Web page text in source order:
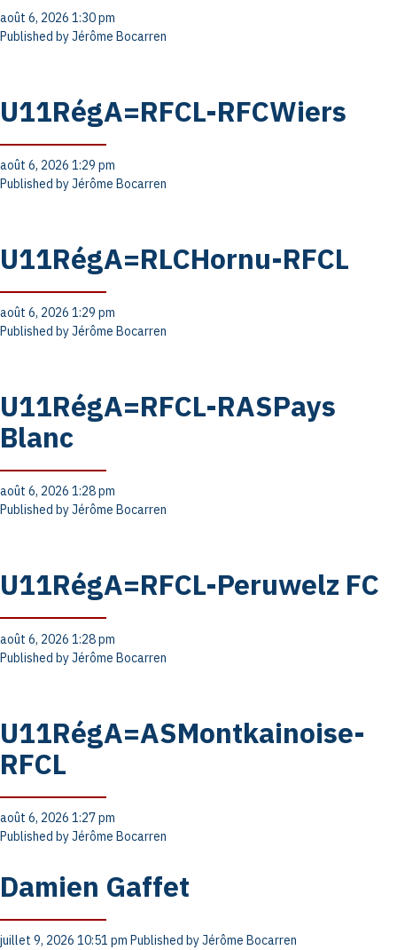
août 6, 2026 1:30 pm
Published byJérôme Bocarren
U11RégA=RFCL-RFCWiers
août 6, 2026 1:29 pm
Published byJérôme Bocarren
U11RégA=RLCHornu-RFCL
août 6, 2026 1:29 pm
Published byJérôme Bocarren
U11RégA=RFCL-RASPays
Blanc
août 6, 2026 1:28 pm
Published byJérôme Bocarren
U11RégA=RFCL-Peruwelz FC
août 6, 2026 1:28 pm
Published byJérôme Bocarren
U11RégA=ASMontkainoise-
RFCL
août 6, 2026 1:27 pm
Published byJérôme Bocarren
Damien Gaffet
juillet 9, 2026 10:51 pm Published byJérôme Bocarren